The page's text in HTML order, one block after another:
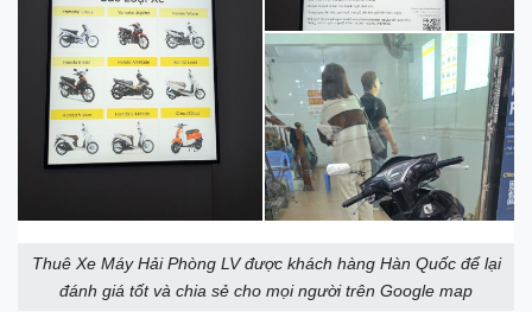
Thuê Xe Máy Hải Phòng LV được khách hàng Hàn Quốc để lại
đánh giá tốt và chia sẻ cho mọi người trên Google map